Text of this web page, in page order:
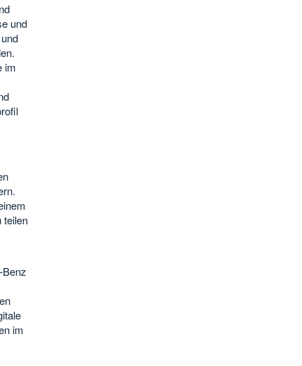
und
im
teilen
im